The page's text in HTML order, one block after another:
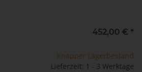
452,00 € *
Knapper Lagerbestand
Lieferzeit: 1 - 3 Werktage